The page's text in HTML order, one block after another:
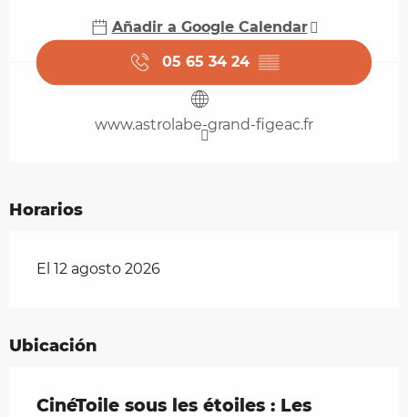
Añadir a Google Calendar
05 65 34 24 ▒▒
www.astrolabe-grand-figeac.fr
Horarios
El 12 agosto 2026
Ubicación
CinéToile sous les étoiles : Les